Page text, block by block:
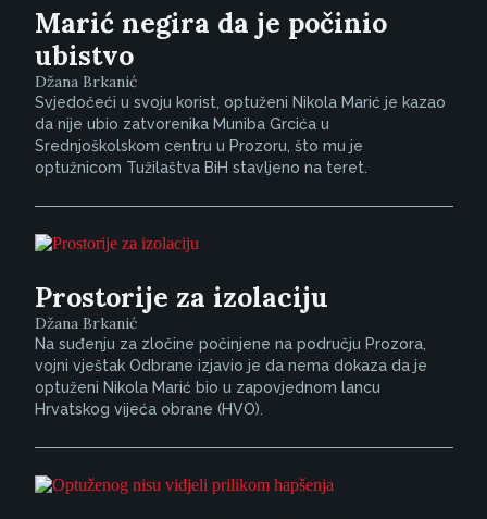
Marić negira da je počinio
ubistvo
Džana Brkanić
Svjedočeći u svoju korist, optuženi Nikola Marić je kazao
da nije ubio zatvorenika Muniba Grcića u
Srednjoškolskom centru u Prozoru, što mu je
optužnicom Tužilaštva BiH stavljeno na teret.
Prostorije za izolaciju
Džana Brkanić
Na suđenju za zločine počinjene na području Prozora,
vojni vještak Odbrane izjavio je da nema dokaza da je
optuženi Nikola Marić bio u zapovjednom lancu
Hrvatskog vijeća obrane (HVO).